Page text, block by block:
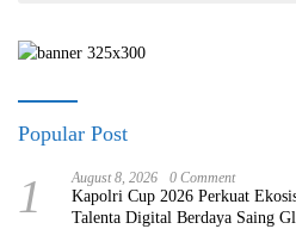
Popular Post
1 August 8, 2026 0 Comment
Kapolri Cup 2026 Perkuat
Talenta Digital Berdaya Saing